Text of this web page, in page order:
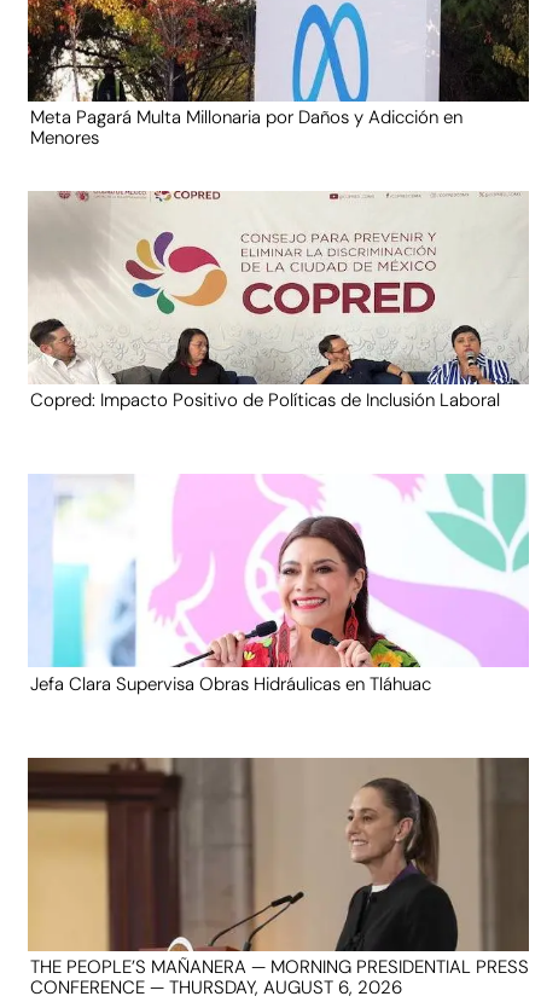
Meta Pagará Multa Millonaria por Daños y Adicción en
Menores
Copred: Impacto Positivo de Políticas de Inclusión Laboral
Jefa Clara Supervisa Obras Hidráulicas en Tláhuac
THE PEOPLE’S MAÑANERA — MORNING PRESIDENTIAL PRESS
CONFERENCE — THURSDAY, AUGUST 6, 2026